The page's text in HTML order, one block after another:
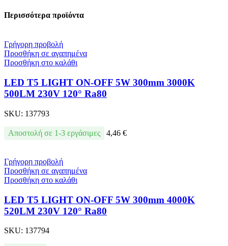
Περισσότερα προϊόντα
Γρήγορη προβολή
Προσθήκη σε αγαπημένα
Προσθήκη στο καλάθι
LED T5 LIGHT ON-OFF 5W 300mm 3000K
500LM 230V 120° Ra80
SKU: 137793
Αποστολή σε 1-3 εργάσιμες 4,46 €
Γρήγορη προβολή
Προσθήκη σε αγαπημένα
Προσθήκη στο καλάθι
LED T5 LIGHT ON-OFF 5W 300mm 4000K
520LM 230V 120° Ra80
SKU: 137794